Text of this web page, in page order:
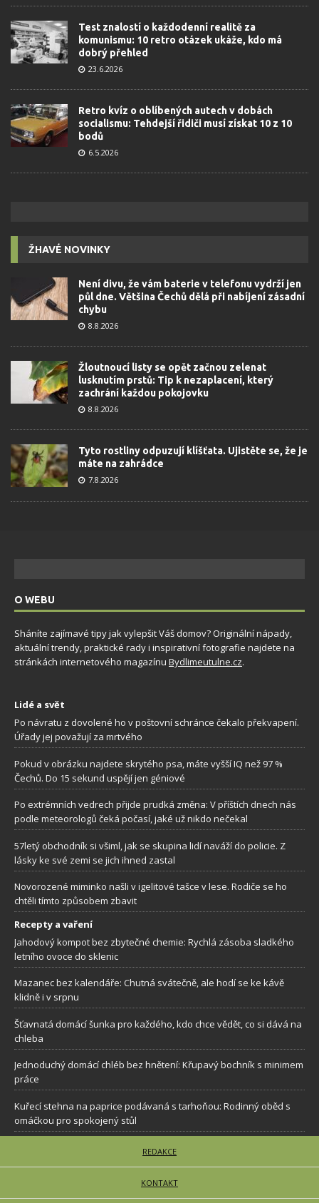
Test znalostí o každodenní realitě za
komunismu: 10 retro otázek ukáže, kdo má
dobrý přehled
23.6.2026
Retro kvíz o oblíbených autech v dobách
socialismu: Tehdejší řidiči musí získat 10 z 10
bodů
6.5.2026
ŽHAVÉ NOVINKY
Není divu, že vám baterie v telefonu vydrží jen
půl dne. Většina Čechů dělá při nabíjení zásadní
chybu
8.8.2026
Žloutnoucí listy se opět začnou zelenat
lusknutím prstů: Tip k nezaplacení, který
zachrání každou pokojovku
8.8.2026
Tyto rostliny odpuzují klíšťata. Ujistěte se, že je
máte na zahrádce
7.8.2026
O WEBU
Sháníte zajímavé tipy jak vylepšit Váš domov? Originální nápady,
aktuální trendy, praktické rady i inspirativní fotografie najdete na
stránkách internetového magazínu Bydlimeutulne.cz.
Lidé a svět
Po návratu z dovolené ho v poštovní schránce čekalo překvapení.
Úřady jej považují za mrtvého
Pokud v obrázku najdete skrytého psa, máte vyšší IQ než 97 %
Čechů. Do 15 sekund uspějí jen géniové
Po extrémních vedrech přijde prudká změna: V příštích dnech nás
podle meteorologů čeká počasí, jaké už nikdo nečekal
57letý obchodník si všiml, jak se skupina lidí naváží do policie. Z
lásky ke své zemi se jich ihned zastal
Novorozené miminko našli v igelitové tašce v lese. Rodiče se ho
chtěli tímto způsobem zbavit
Recepty a vaření
Jahodový kompot bez zbytečné chemie: Rychlá zásoba sladkého
letního ovoce do sklenic
Mazanec bez kalendáře: Chutná svátečně, ale hodí se ke kávě
klidně i v srpnu
Šťavnatá domácí šunka pro každého, kdo chce vědět, co si dává na
chleba
Jednoduchý domácí chléb bez hnětení: Křupavý bochník s minimem
práce
Kuřecí stehna na paprice podávaná s tarhoňou: Rodinný oběd s
omáčkou pro spokojený stůl
REDAKCE
KONTAKT